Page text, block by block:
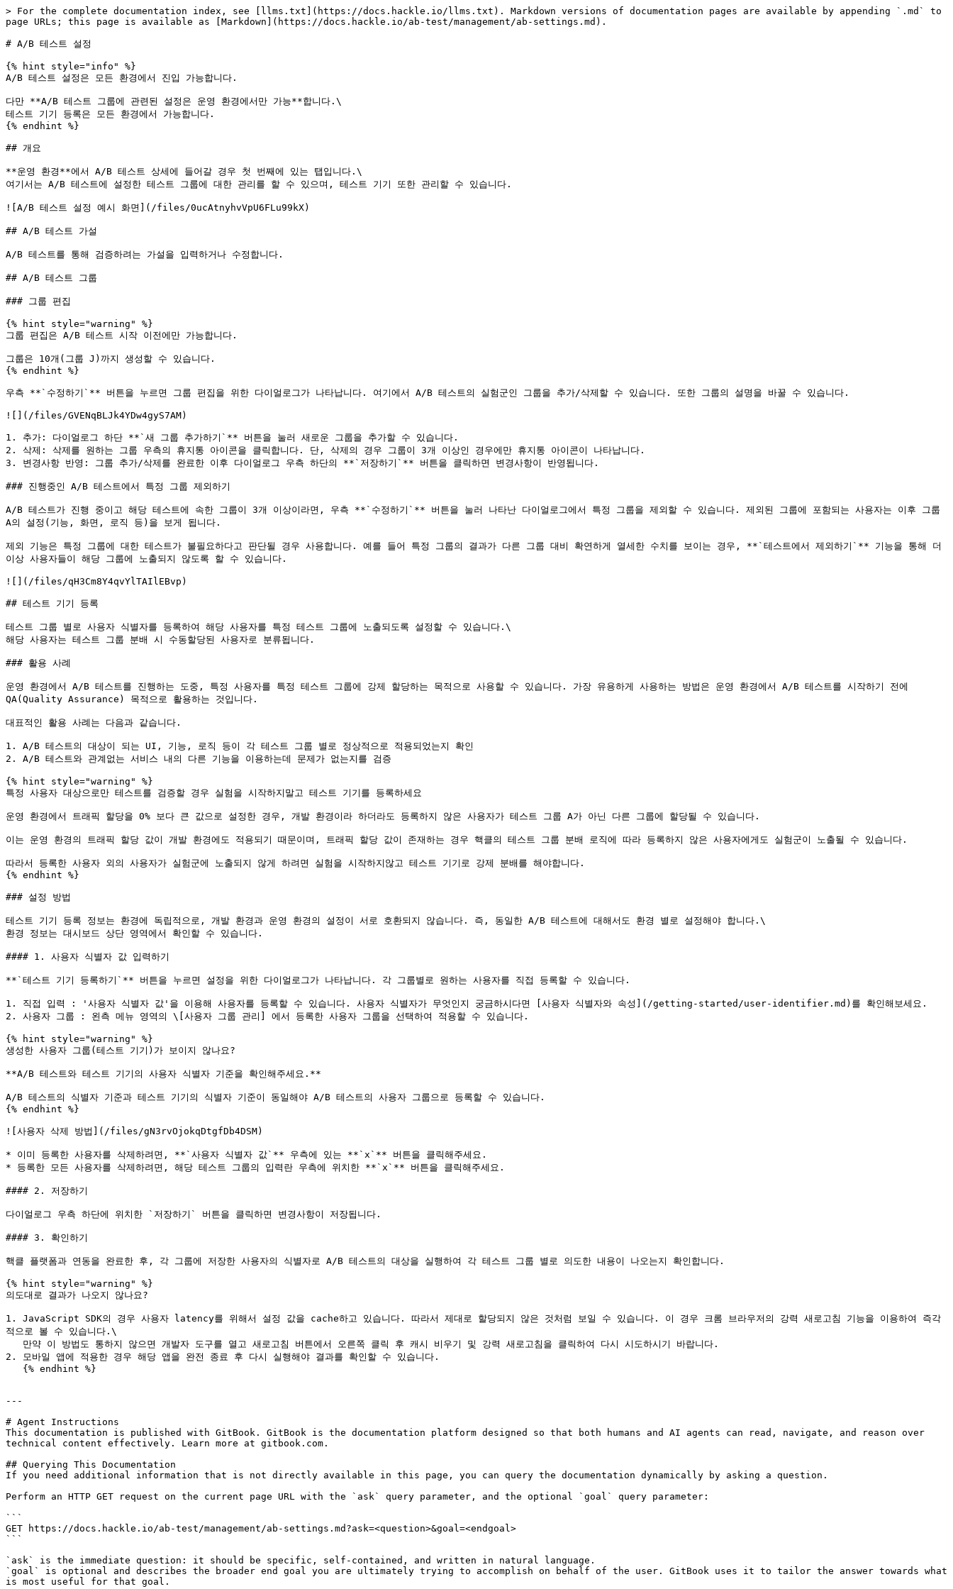
> For the complete documentation index, see [llms.txt](https://docs.hackle.io/llms.txt). Markdown versions of documentation pages are available by appending `.md` to
page URLs; this page is available as [Markdown](https://docs.hackle.io/ab-test/management/ab-settings.md).
# A/B 테스트 설정
{% hint style="info" %}
A/B 테스트 설정은 모든 환경에서 진입 가능합니다.
다만 **A/B 테스트 그룹에 관련된 설정은 운영 환경에서만 가능**합니다.\
테스트 기기 등록은 모든 환경에서 가능합니다.
{% endhint %}
## 개요
**운영 환경**에서 A/B 테스트 상세에 들어갈 경우 첫 번째에 있는 탭입니다.\
여기서는 A/B 테스트에 설정한 테스트 그룹에 대한 관리를 할 수 있으며, 테스트 기기 또한 관리할 수 있습니다.
![A/B 테스트 설정 예시 화면](/files/0ucAtnyhvVpU6FLu99kX)
## A/B 테스트 가설
A/B 테스트를 통해 검증하려는 가설을 입력하거나 수정합니다.
## A/B 테스트 그룹
### 그룹 편집
{% hint style="warning" %}
그룹 편집은 A/B 테스트 시작 이전에만 가능합니다.
그룹은 10개(그룹 J)까지 생성할 수 있습니다.
{% endhint %}
우측 **`수정하기`** 버튼을 누르면 그룹 편집을 위한 다이얼로그가 나타납니다. 여기에서 A/B 테스트의 실험군인 그룹을 추가/삭제할 수 있습니다. 또한 그룹의 설명을 바꿀 수 있습니다.
![](/files/GVENqBLJk4YDw4gyS7AM)
1. 추가: 다이얼로그 하단 **`새 그룹 추가하기`** 버튼을 눌러 새로운 그룹을 추가할 수 있습니다.
2. 삭제: 삭제를 원하는 그룹 우측의 휴지통 아이콘을 클릭합니다. 단, 삭제의 경우 그룹이 3개 이상인 경우에만 휴지통 아이콘이 나타납니다.
3. 변경사항 반영: 그룹 추가/삭제를 완료한 이후 다이얼로그 우측 하단의 **`저장하기`** 버튼을 클릭하면 변경사항이 반영됩니다.
### 진행중인 A/B 테스트에서 특정 그룹 제외하기
A/B 테스트가 진행 중이고 해당 테스트에 속한 그룹이 3개 이상이라면, 우측 **`수정하기`** 버튼을 눌러 나타난 다이얼로그에서 특정 그룹을 제외할 수 있습니다. 제외된 그룹에 포함되는 사용자는 이후 그룹
A의 설정(기능, 화면, 로직 등)을 보게 됩니다.
제외 기능은 특정 그룹에 대한 테스트가 불필요하다고 판단될 경우 사용합니다. 예를 들어 특정 그룹의 결과가 다른 그룹 대비 확연하게 열세한 수치를 보이는 경우, **`테스트에서 제외하기`** 기능을 통해 더
이상 사용자들이 해당 그룹에 노출되지 않도록 할 수 있습니다.
![](/files/qH3Cm8Y4qvYlTAIlEBvp)
## 테스트 기기 등록
테스트 그룹 별로 사용자 식별자를 등록하여 해당 사용자를 특정 테스트 그룹에 노출되도록 설정할 수 있습니다.\
해당 사용자는 테스트 그룹 분배 시 수동할당된 사용자로 분류됩니다.
### 활용 사례
운영 환경에서 A/B 테스트를 진행하는 도중, 특정 사용자를 특정 테스트 그룹에 강제 할당하는 목적으로 사용할 수 있습니다. 가장 유용하게 사용하는 방법은 운영 환경에서 A/B 테스트를 시작하기 전에
QA(Quality Assurance) 목적으로 활용하는 것입니다.
대표적인 활용 사례는 다음과 같습니다.
1. A/B 테스트의 대상이 되는 UI, 기능, 로직 등이 각 테스트 그룹 별로 정상적으로 적용되었는지 확인
2. A/B 테스트와 관계없는 서비스 내의 다른 기능을 이용하는데 문제가 없는지를 검증
{% hint style="warning" %}
특정 사용자 대상으로만 테스트를 검증할 경우 실험을 시작하지말고 테스트 기기를 등록하세요
운영 환경에서 트래픽 할당을 0% 보다 큰 값으로 설정한 경우, 개발 환경이라 하더라도 등록하지 않은 사용자가 테스트 그룹 A가 아닌 다른 그룹에 할당될 수 있습니다.
이는 운영 환경의 트래픽 할당 값이 개발 환경에도 적용되기 때문이며, 트래픽 할당 값이 존재하는 경우 핵클의 테스트 그룹 분배 로직에 따라 등록하지 않은 사용자에게도 실험군이 노출될 수 있습니다.
따라서 등록한 사용자 외의 사용자가 실험군에 노출되지 않게 하려면 실험을 시작하지않고 테스트 기기로 강제 분배를 해야합니다.
{% endhint %}
### 설정 방법
테스트 기기 등록 정보는 환경에 독립적으로, 개발 환경과 운영 환경의 설정이 서로 호환되지 않습니다. 즉, 동일한 A/B 테스트에 대해서도 환경 별로 설정해야 합니다.\
환경 정보는 대시보드 상단 영역에서 확인할 수 있습니다.
#### 1. 사용자 식별자 값 입력하기
**`테스트 기기 등록하기`** 버튼을 누르면 설정을 위한 다이얼로그가 나타납니다. 각 그룹별로 원하는 사용자를 직접 등록할 수 있습니다.
1. 직접 입력 : '사용자 식별자 값'을 이용해 사용자를 등록할 수 있습니다. 사용자 식별자가 무엇인지 궁금하시다면 [사용자 식별자와 속성](/getting-started/user-identifier.md)를 확인해보세요.
2. 사용자 그룹 : 왼측 메뉴 영역의 \[사용자 그룹 관리] 에서 등록한 사용자 그룹을 선택하여 적용할 수 있습니다.
{% hint style="warning" %}
생성한 사용자 그룹(테스트 기기)가 보이지 않나요?
**A/B 테스트와 테스트 기기의 사용자 식별자 기준을 확인해주세요.**
A/B 테스트의 식별자 기준과 테스트 기기의 식별자 기준이 동일해야 A/B 테스트의 사용자 그룹으로 등록할 수 있습니다.
{% endhint %}
![사용자 삭제 방법](/files/gN3rvOjokqDtgfDb4DSM)
* 이미 등록한 사용자를 삭제하려면, **`사용자 식별자 값`** 우측에 있는 **`x`** 버튼을 클릭해주세요.
* 등록한 모든 사용자를 삭제하려면, 해당 테스트 그룹의 입력란 우측에 위치한 **`x`** 버튼을 클릭해주세요.
#### 2. 저장하기
다이얼로그 우측 하단에 위치한 `저장하기` 버튼을 클릭하면 변경사항이 저장됩니다.
#### 3. 확인하기
핵클 플랫폼과 연동을 완료한 후, 각 그룹에 저장한 사용자의 식별자로 A/B 테스트의 대상을 실행하여 각 테스트 그룹 별로 의도한 내용이 나오는지 확인합니다.
{% hint style="warning" %}
의도대로 결과가 나오지 않나요?
1. JavaScript SDK의 경우 사용자 latency를 위해서 설정 값을 cache하고 있습니다. 따라서 제대로 할당되지 않은 것처럼 보일 수 있습니다. 이 경우 크롬 브라우저의 강력 새로고침 기능을 이용하여 즉각
적으로 볼 수 있습니다.\
2. 모바일 앱에 적용한 경우 해당 앱을 완전 종료 후 다시 실행해야 결과를 확인할 수 있습니다.
---
# Agent Instructions
This documentation is published with GitBook. GitBook is the documentation platform designed so that both humans and AI agents can read, navigate, and reason over
technical content effectively. Learn more at gitbook.com.
## Querying This Documentation
If you need additional information that is not directly available in this page, you can query the documentation dynamically by asking a question.
Perform an HTTP GET request on the current page URL with the `ask` query parameter, and the optional `goal` query parameter:
```
GET https://docs.hackle.io/ab-test/management/ab-settings.md?ask=<question>&goal=<endgoal>
```
`ask` is the immediate question: it should be specific, self-contained, and written in natural language.
`goal` is optional and describes the broader end goal you are ultimately trying to accomplish on behalf of the user. GitBook uses it to tailor the answer towards what
is most useful for that goal.